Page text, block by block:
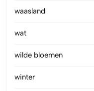
waasland
wat
wilde bloemen
winter